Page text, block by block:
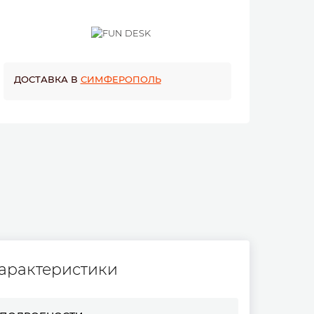
ДОСТАВКА В СИМФЕРОПОЛЬ